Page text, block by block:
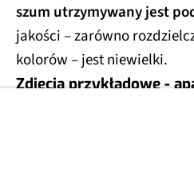
szum utrzymywany jest
jakości – zarówno
kolorów – jest niewielki.
Zdjęcia przykładowe -